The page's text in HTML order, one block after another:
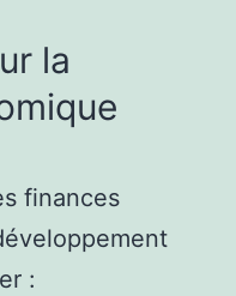
la
finances
: